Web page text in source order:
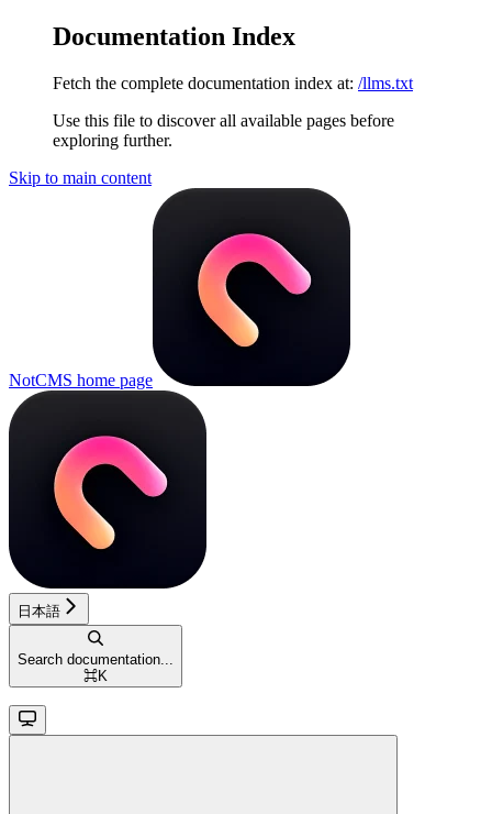
Documentation Index
Fetch the complete documentation index at: /llms.txt
Use this file to discover all available pages before
exploring further.
Skip to main content
NotCMS home page
日本語
Search documentation...
⌘K